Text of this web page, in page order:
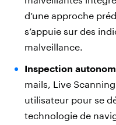
d’une approche
s’appuie sur des
malveillance.
Inspection
mails, Live
utilisateur pour se
technologie de